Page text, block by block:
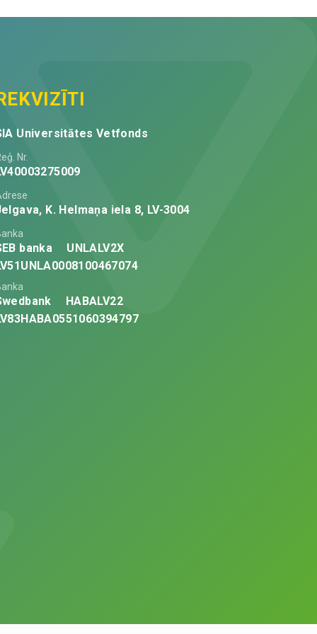
8
Universitātes Vetfonds
Nr.
K. Helmaņa iela 8, LV-3004
banka
UNLALV2X
HABALV22